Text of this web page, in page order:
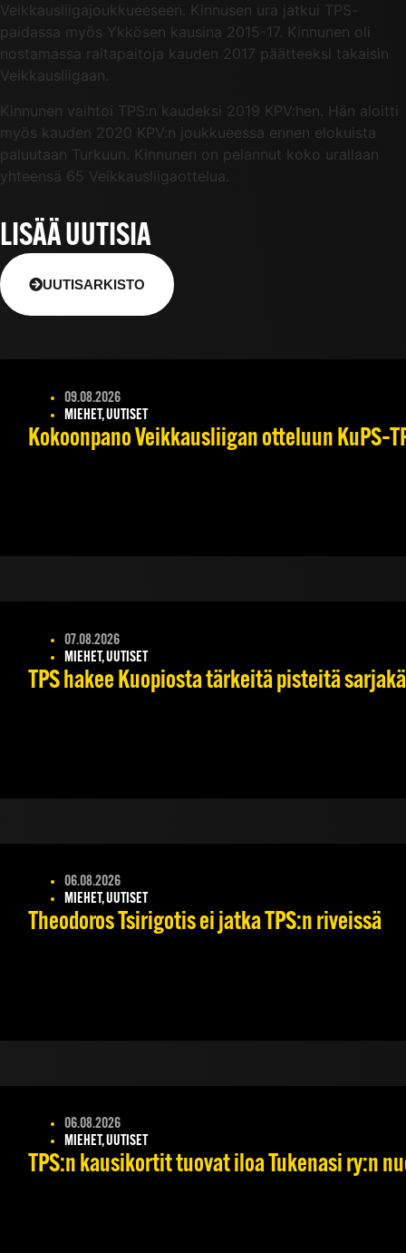
Veikkausliigajoukkueeseen. Kinnusen ura jatkui TPS-
paidassa myös Ykkösen kausina 2015-17. Kinnunen oli
nostamassa raitapaitoja kauden 2017 päätteeksi takaisin
Veikkausliigaan.
Kinnunen vaihtoi TPS:n kaudeksi 2019 KPV:hen. Hän aloitti
myös kauden 2020 KPV:n joukkueessa ennen elokuista
paluutaan Turkuun. Kinnunen on pelannut koko urallaan
yhteensä 65 Veikkausliigaottelua.
LISÄÄ UUTISIA
UUTISARKISTO
09.08.2026
MIEHET, UUTISET
Kokoonpano Veikkausliigan otteluun
07.08.2026
MIEHET, UUTISET
TPS hakee Kuopiosta tärkeitä pisteitä
06.08.2026
MIEHET, UUTISET
Theodoros Tsirigotis ei jatka TPS:n riveissä
06.08.2026
MIEHET, UUTISET
TPS:n kausikortit tuovat iloa Tukenasi ry:n